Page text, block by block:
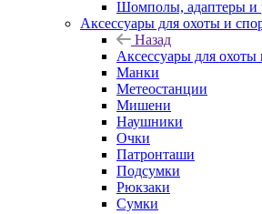
Шомполы, адаптеры и
Аксессуары для охоты и
Назад
Аксессуары для охоты
Манки
Метеостанции
Мишени
Наушники
Очки
Патронташи
Подсумки
Рюкзаки
Сумки